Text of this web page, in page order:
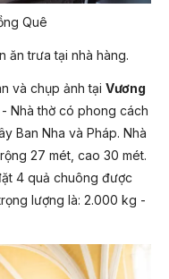
Phạm Linh)
những nhà thờ to và
Quê
ăn trưa tại nhà hàng.
và chụp ảnh tại Vương
- Nhà thờ có phong cách
Ban Nha và Pháp. Nhà
27 mét, cao 30 mét.
4 quả chuông được
lượng là: 2.000 kg -